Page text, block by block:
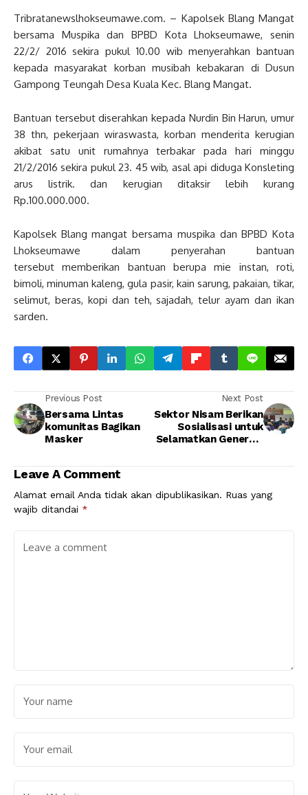
Tribratanewslhokseumawe.com. – Kapolsek Blang Mangat
bersama Muspika dan BPBD Kota Lhokseumawe, senin
22/2/ 2016 sekira pukul 10.00 wib menyerahkan bantuan
kepada masyarakat korban musibah kebakaran di Dusun
Gampong Teungah Desa Kuala Kec. Blang Mangat.
Bantuan tersebut diserahkan kepada Nurdin Bin Harun, umur
38 thn, pekerjaan wiraswasta, korban menderita kerugian
akibat satu unit rumahnya terbakar pada hari minggu
21/2/2016 sekira pukul 23. 45 wib, asal api diduga Konsleting
arus listrik. dan kerugian ditaksir lebih kurang
Rp.100.000.000.
Kapolsek Blang mangat bersama muspika dan BPBD Kota
Lhokseumawe dalam penyerahan bantuan
tersebut memberikan bantuan berupa mie instan, roti,
bimoli, minuman kaleng, gula pasir, kain sarung, pakaian, tikar,
selimut, beras, kopi dan teh, sajadah, telur ayam dan ikan
sarden.
Previous Post
Bersama Lintas
komunitas Bagikan
Masker
Next Post
Sektor Nisam Berikan
Sosialisasi untuk
Selamatkan Generasi
Leave A Comment
Alamat email Anda tidak akan dipublikasikan. Ruas yang
wajib ditandai *